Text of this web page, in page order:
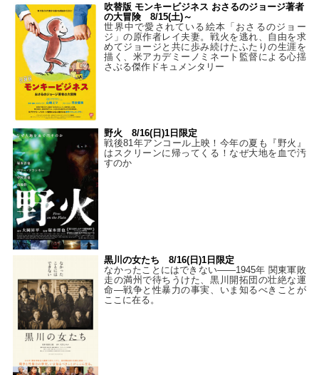
吹替版 モンキービジネス おさるのジョージ著者
の大冒険 8/15(土)～
世界中で愛されている絵本「おさるのジョー
ジ」の原作者レイ夫妻。戦火を逃れ、自由を求
めてジョージと共に歩み続けたふたりの生涯を
描く、米アカデミーノミネート監督による心揺
さぶる傑作ドキュメンタリー
野火 8/16(日)1日限定
戦後81年アンコール上映！今年の夏も『野火』
はスクリーンに帰ってくる！なぜ大地を血で汚
すのか
黒川の女たち 8/16(日)1日限定
なかったことにはできない——1945年 関東軍敗
走の満州で待ちうけた、黒川開拓団の壮絶な運
命―戦争と性暴力の事実、いま知るべきことが
ここに在る。